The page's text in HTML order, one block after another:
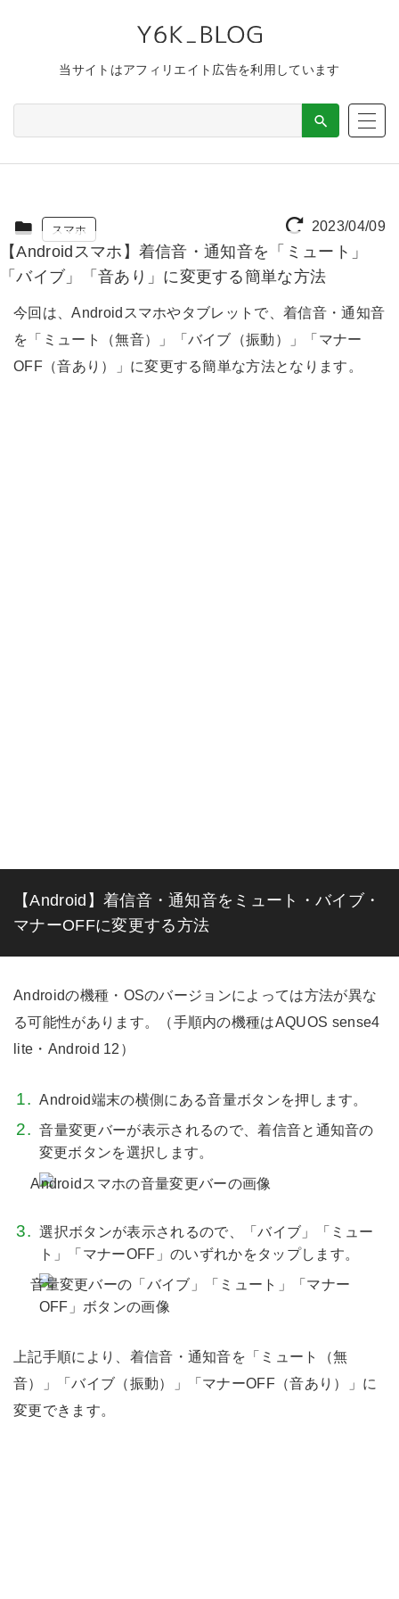
当サイトはアフィリエイト広告を利用しています
2023/04/09
スマホ
【Androidスマホ】着信音・通知音を「ミュート」
「バイブ」「音あり」に変更する簡単な方法
今回は、Androidスマホやタブレットで、着信音・通知音
を「ミュート（無音）」「バイブ（振動）」「マナー
OFF（音あり）」に変更する簡単な方法となります。
【Android】着信音・通知音をミュート・バイブ・
マナーOFFに変更する方法
Androidの機種・OSのバージョンによっては方法が異な
る可能性があります。（手順内の機種はAQUOS sense4
lite・Android 12）
Android端末の横側にある音量ボタンを押します。
音量変更バーが表示されるので、着信音と通知音の
変更ボタンを選択します。
選択ボタンが表示されるので、「バイブ」「ミュー
ト」「マナーOFF」のいずれかをタップします。
上記手順により、着信音・通知音を「ミュート（無
音）」「バイブ（振動）」「マナーOFF（音あり）」に
変更できます。